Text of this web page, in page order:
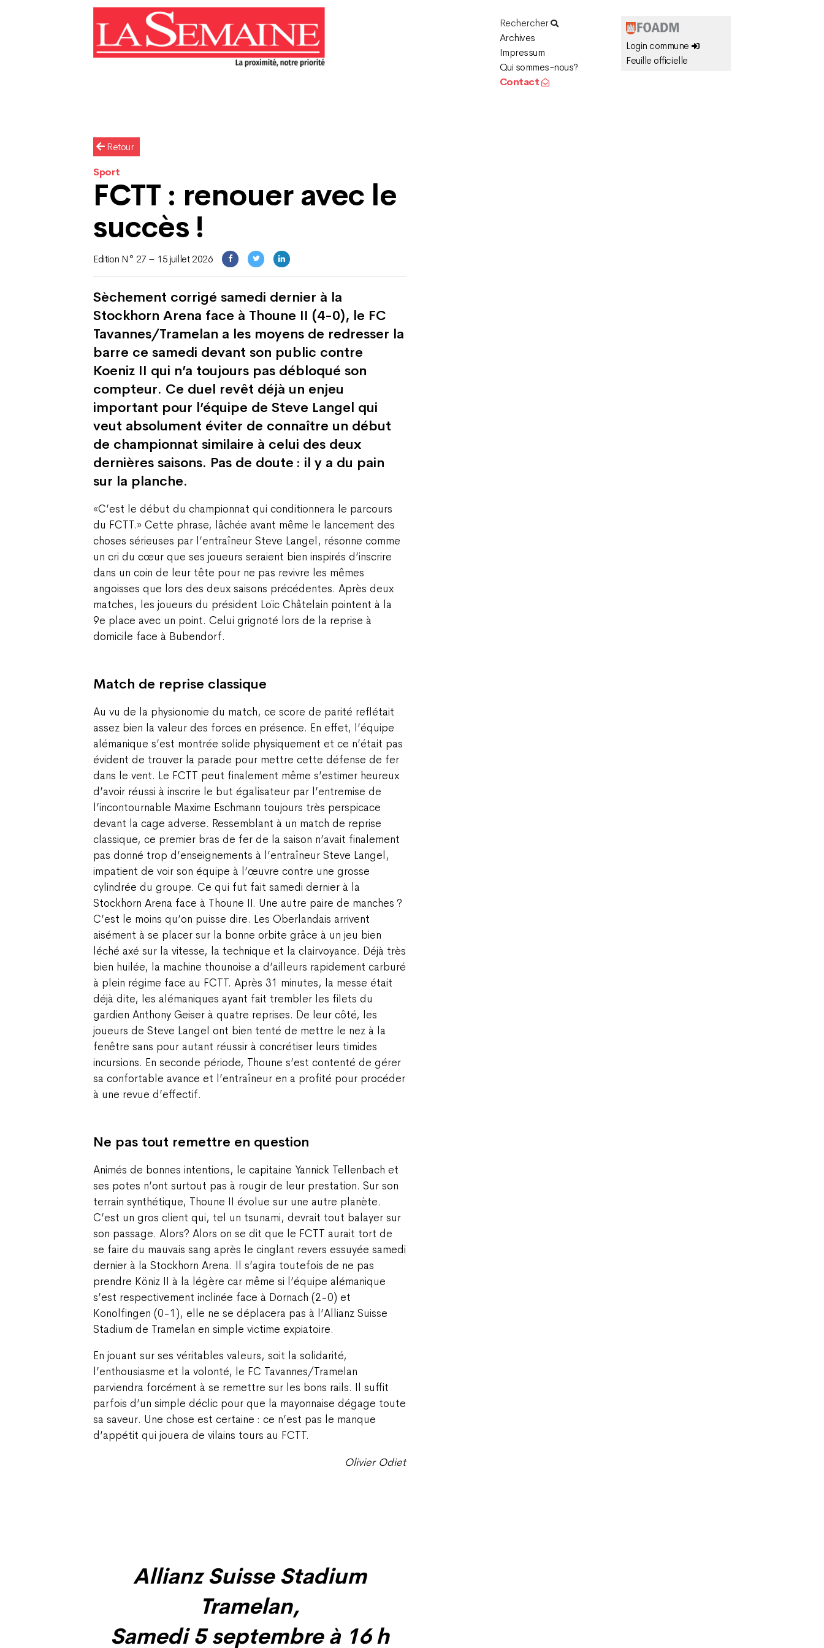
Rechercher
Archives
Impressum
Qui sommes-nous?
Contact
Login commune
Feuille officielle
Retour
Sport
FCTT : renouer avec le
succès !
Edition N° 27 – 15 juillet 2026
Sèchement corrigé samedi dernier à la
Stockhorn Arena face à Thoune II (4-0), le FC
Tavannes/Tramelan a les moyens de redresser la
barre ce samedi devant son public contre
Koeniz II qui n’a toujours pas débloqué son
compteur. Ce duel revêt déjà un enjeu
important pour l’équipe de Steve Langel qui
veut absolument éviter de connaître un début
de championnat similaire à celui des deux
dernières saisons. Pas de doute : il y a du pain
sur la planche.
«C’est le début du championnat qui conditionnera le parcours
du FCTT.» Cette phrase, lâchée avant même le lancement des
choses sérieuses par l’entraîneur Steve Langel, résonne comme
un cri du cœur que ses joueurs seraient bien inspirés d’inscrire
dans un coin de leur tête pour ne pas revivre les mêmes
angoisses que lors des deux saisons précédentes. Après deux
matches, les joueurs du président Loïc Châtelain pointent à la
9e place avec un point. Celui grignoté lors de la reprise à
domicile face à Bubendorf.
Match de reprise classique
Au vu de la physionomie du match, ce score de parité reflétait
assez bien la valeur des forces en présence. En effet, l’équipe
alémanique s’est montrée solide physiquement et ce n’était pas
évident de trouver la parade pour mettre cette défense de fer
dans le vent. Le FCTT peut finalement même s’estimer heureux
d’avoir réussi à inscrire le but égalisateur par l’entremise de
l’incontournable Maxime Eschmann toujours très perspicace
devant la cage adverse. Ressemblant à un match de reprise
classique, ce premier bras de fer de la saison n’avait finalement
pas donné trop d’enseignements à l’entraîneur Steve Langel,
impatient de voir son équipe à l’œuvre contre une grosse
cylindrée du groupe. Ce qui fut fait samedi dernier à la
Stockhorn Arena face à Thoune II. Une autre paire de manches ?
C’est le moins qu’on puisse dire. Les Oberlandais arrivent
aisément à se placer sur la bonne orbite grâce à un jeu bien
léché axé sur la vitesse, la technique et la clairvoyance. Déjà très
bien huilée, la machine thounoise a d’ailleurs rapidement carburé
à plein régime face au FCTT. Après 31 minutes, la messe était
déjà dite, les alémaniques ayant fait trembler les filets du
gardien Anthony Geiser à quatre reprises. De leur côté, les
joueurs de Steve Langel ont bien tenté de mettre le nez à la
fenêtre sans pour autant réussir à concrétiser leurs timides
incursions. En seconde période, Thoune s’est contenté de gérer
sa confortable avance et l’entraîneur en a profité pour procéder
à une revue d’effectif.
Ne pas tout remettre en question
Animés de bonnes intentions, le capitaine Yannick Tellenbach et
ses potes n’ont surtout pas à rougir de leur prestation. Sur son
terrain synthétique, Thoune II évolue sur une autre planète.
C’est un gros client qui, tel un tsunami, devrait tout balayer sur
son passage. Alors? Alors on se dit que le FCTT aurait tort de
se faire du mauvais sang après le cinglant revers essuyée samedi
dernier à la Stockhorn Arena. Il s’agira toutefois de ne pas
prendre Köniz II à la légère car même si l’équipe alémanique
s’est respectivement inclinée face à Dornach (2-0) et
Konolfingen (0-1), elle ne se déplacera pas à l’Allianz Suisse
Stadium de Tramelan en simple victime expiatoire.
En jouant sur ses véritables valeurs, soit la solidarité,
l’enthousiasme et la volonté, le FC Tavannes/Tramelan
parviendra forcément à se remettre sur les bons rails. Il suffit
parfois d’un simple déclic pour que la mayonnaise dégage toute
sa saveur. Une chose est certaine : ce n’est pas le manque
d’appétit qui jouera de vilains tours au FCTT.
Olivier Odiet
Allianz Suisse Stadium
Tramelan,
Samedi 5 septembre à 16 h